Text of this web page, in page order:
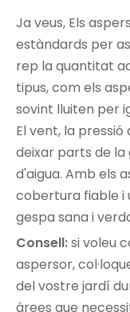
Ja veus, Els
estàndards per
rep la quantitat
tipus, com els
sovint lluiten per
El vent, la
deixar parts de la
d'aigua. Amb els
cobertura fiable i
gespa sana i
Consell:si voleu
aspersor,
del vostre jardí
àrees que